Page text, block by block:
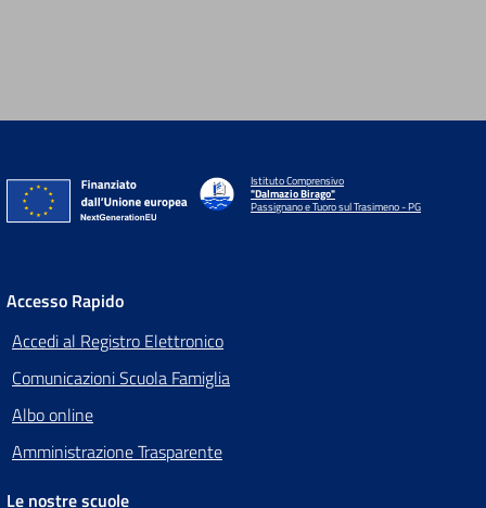
Istituto Comprensivo
"Dalmazio Birago"
Passignano e Tuoro sul Trasimeno - PG
Accesso Rapido
Accedi al Registro Elettronico
Comunicazioni Scuola Famiglia
Albo online
Amministrazione Trasparente
Le nostre scuole